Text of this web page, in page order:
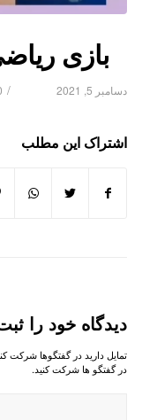
بازی
دسامبر 5, 2021 /
0
اشتراک این مطلب
دیدگاه خود را
تمایل دارید در گفتگوها شرکت
در گفتگو ها شرکت کنید.